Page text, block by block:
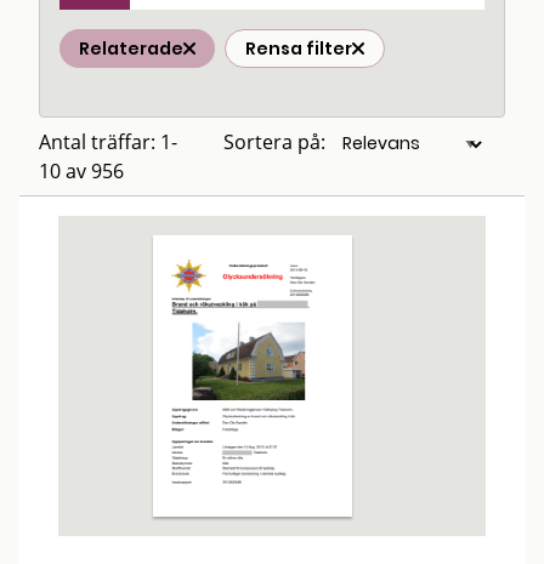
Relaterade Rensa filter
Antal träffar: 1-
10 av 956
Sortera på: